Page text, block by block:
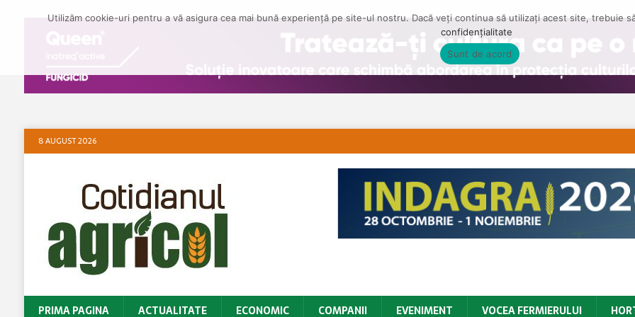
8 AUGUST 2026
PRIMA PAGINA ACTUALITATE ECONOMIC COMPANII EVENIMENT VOCEA FERMIERULUI
Utilizăm cookie-uri pentru a vă asigura cea mai bună experiență pe site-ul nostru. Dacă veți continua să utilizați acest site, trebuie
confidențialitate
Sunt de acord